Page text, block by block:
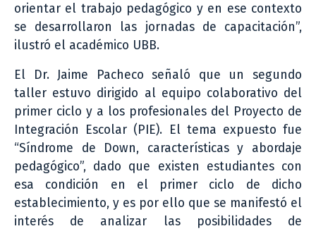
orientar el trabajo pedagógico y en ese contexto
se desarrollaron las jornadas de capacitación”,
ilustró el académico UBB.
El Dr. Jaime Pacheco señaló que un segundo
taller estuvo dirigido al equipo colaborativo del
primer ciclo y a los profesionales del Proyecto de
Integración Escolar (PIE). El tema expuesto fue
“Síndrome de Down, características y abordaje
pedagógico”, dado que existen estudiantes con
esa condición en el primer ciclo de dicho
establecimiento, y es por ello que se manifestó el
interés de analizar las posibilidades de